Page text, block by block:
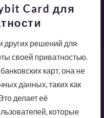
Card для
других решений для
своей приватностью.
карт, она не
данных, таких как
делает её
которые